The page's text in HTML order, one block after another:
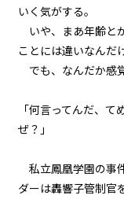
いく気がする。
いや、まあ年齢と
ことには違いなんだ
でも、なんだか感
「何言ってんだ、
ぜ？」
私立鳳凰学園の事
ダーは轟響子管制官